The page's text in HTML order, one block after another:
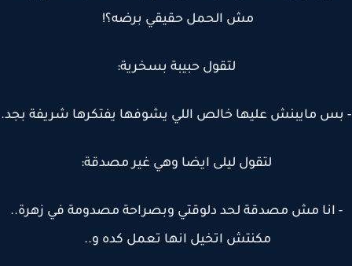
مش الحمل حقيقي برضه؟!
لتقول حبيبة بسخرية:
مايبنش عليها خالص اللي يشوفها يفتكرها شريفة بجد.
لتقول ليلى ايضا وهي غير مصدقة:
انا مش مصدقة لحد دلوقتي وبصراحة مصدومة في زهرة..
مكنتش اتخيل انها تعمل كده و..